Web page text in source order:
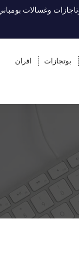
وغسالات
بوتجازات افران